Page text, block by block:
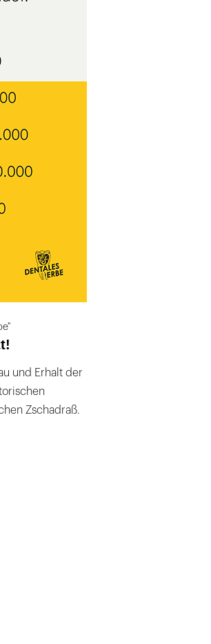
und Erhalt der
Zschadraß.